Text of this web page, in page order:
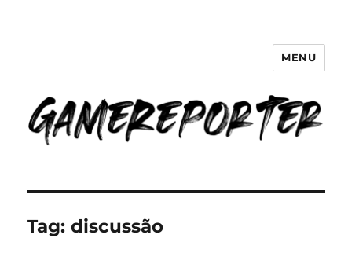
GameReporter | Cultura Gamer
MENU
Tag:discussão